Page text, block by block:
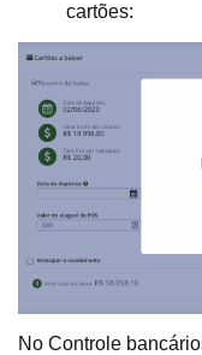
cartões:
No Controle